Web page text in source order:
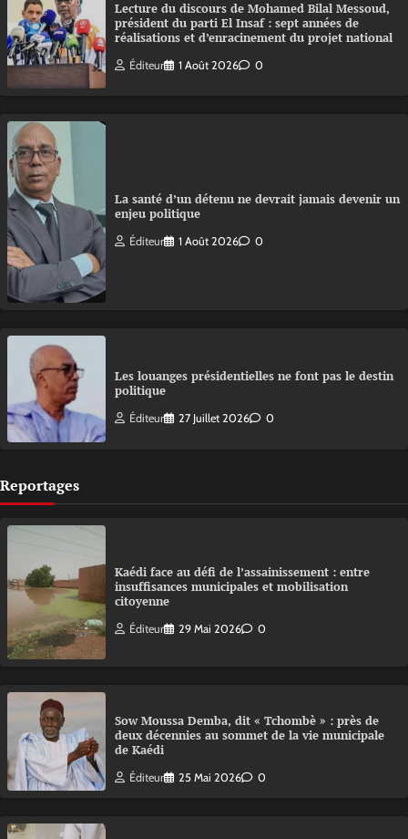
Lecture du discours de Mohamed Bilal Messoud,
président du parti El Insaf : sept années de
réalisations et d’enracinement du projet national
Éditeur 1 Août 2026 0
La santé d’un détenu ne devrait jamais devenir un
enjeu politique
Éditeur 1 Août 2026 0
Les louanges présidentielles ne font pas le destin
politique
Éditeur 27 Juillet 2026 0
Reportages
Kaédi face au défi de l’assainissement : entre
insuffisances municipales et mobilisation
citoyenne
Éditeur 29 Mai 2026 0
Sow Moussa Demba, dit « Tchombè » : près de
deux décennies au sommet de la vie municipale
de Kaédi
Éditeur 25 Mai 2026 0